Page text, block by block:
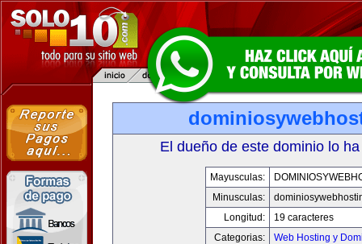
El dueño de este dominio lo
Mayusculas:
Minusculas:
Longitud:
19 caracteres
Categorias:
Web Hosting y